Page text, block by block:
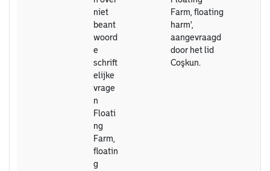
niet
beant
woord
e
schrift
elijke
vrage
n
Floati
ng
Farm,
floatin
g
Farm, floating
harm',
aangevraagd
door het lid
Coşkun.